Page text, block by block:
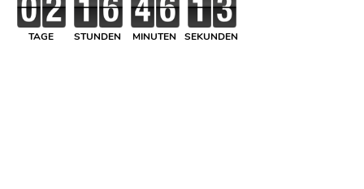
TAGE STUNDEN MINUTEN SEKUNDEN